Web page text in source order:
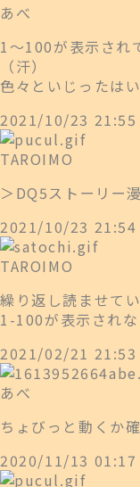
あべ
1〜100が表示され
（汗）
色々といじったは
2021/10/23 21:55
TAROIMO
＞DQ5ストーリー
2021/10/23 21:54
TAROIMO
繰り返し読ませて
1-100が表示されな
2021/02/21 21:53
あべ
ちょびっと動くか
2020/11/13 01:17